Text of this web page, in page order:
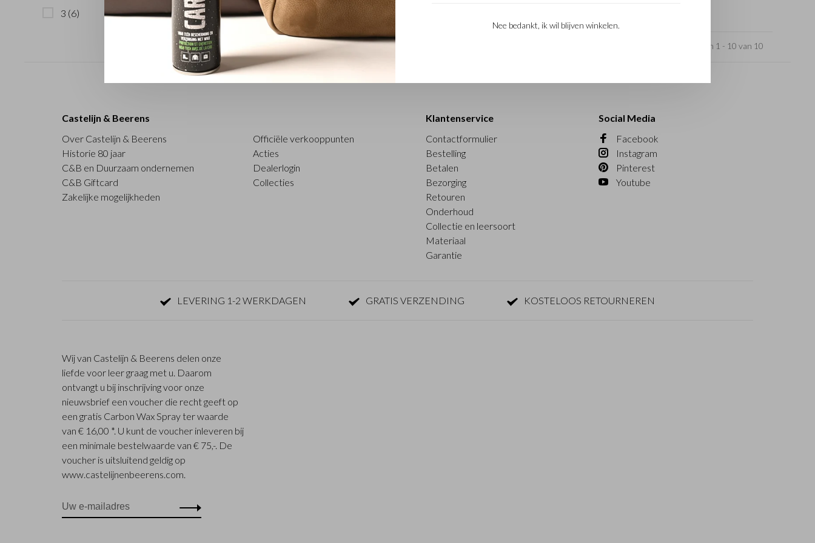
3 (6)
Toon 1 - 10 van 10
Castelijn & Beerens
Over Castelijn & Beerens
Historie 80 jaar
C&B en Duurzaam ondernemen
C&B Giftcard
Zakelijke mogelijkheden
Officiële verkooppunten
Acties
Dealerlogin
Collecties
Klantenservice
Contactformulier
Bestelling
Betalen
Bezorging
Retouren
Onderhoud
Collectie en leersoort
Materiaal
Garantie
Social Media
Facebook
Instagram
Pinterest
Youtube
LEVERING 1-2 WERKDAGEN GRATIS VERZENDING KOSTELOOS RETOURNEREN
Wij van Castelijn & Beerens delen onze
liefde voor leer graag met u. Daarom
ontvangt u bij inschrijving voor onze
nieuwsbrief een voucher die recht geeft op
een gratis Carbon Wax Spray ter waarde
van € 16,00 *. U kunt de voucher inleveren bij
een minimale bestelwaarde van € 75,-. De
voucher is uitsluitend geldig op
www.castelijnenbeerens.com.
Nee bedankt, ik wil blijven winkelen.